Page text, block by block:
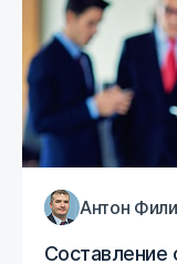
Составление
Антон